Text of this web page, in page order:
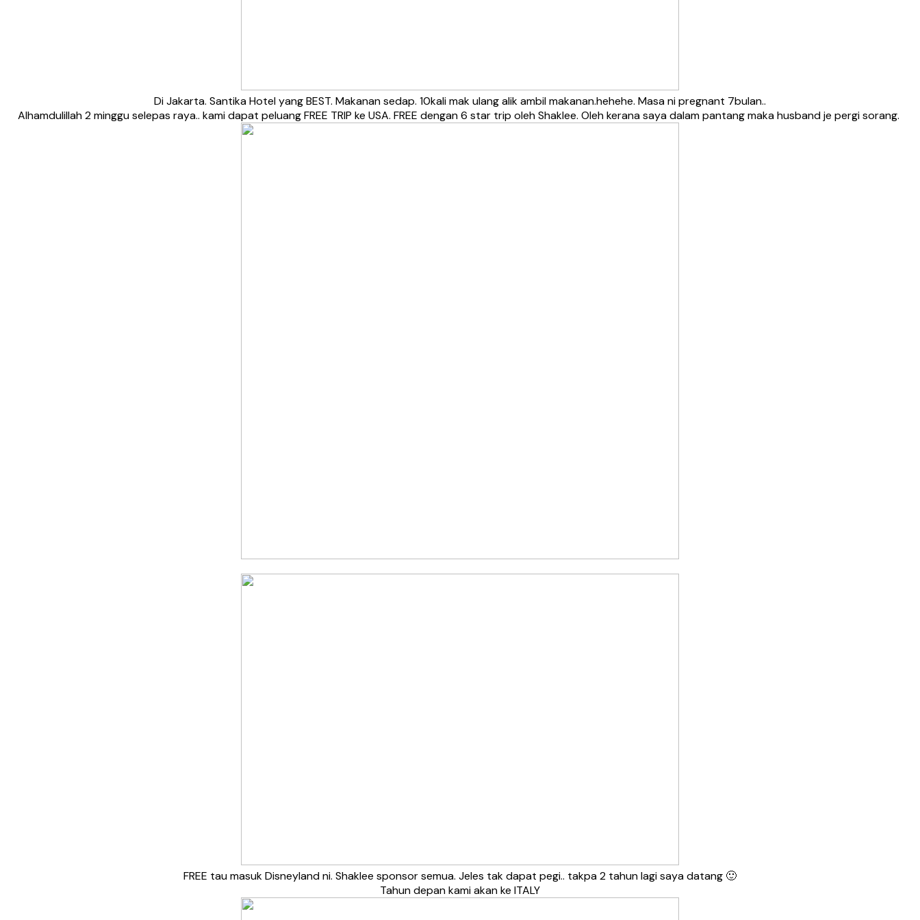
Di Jakarta. Santika Hotel yang BEST. Makanan sedap. 10kali mak ulang alik ambil makanan.hehehe. Masa ni pregnant 7bulan..
Alhamdulillah 2 minggu selepas raya.. kami dapat peluang FREE TRIP ke USA. FREE dengan 6 star trip oleh Shaklee. Oleh kerana saya dalam pantang maka husband je pergi sorang.
FREE tau masuk Disneyland ni. Shaklee sponsor semua. Jeles tak dapat pegi.. takpa 2 tahun lagi saya datang 🙂
Tahun depan kami akan ke ITALY